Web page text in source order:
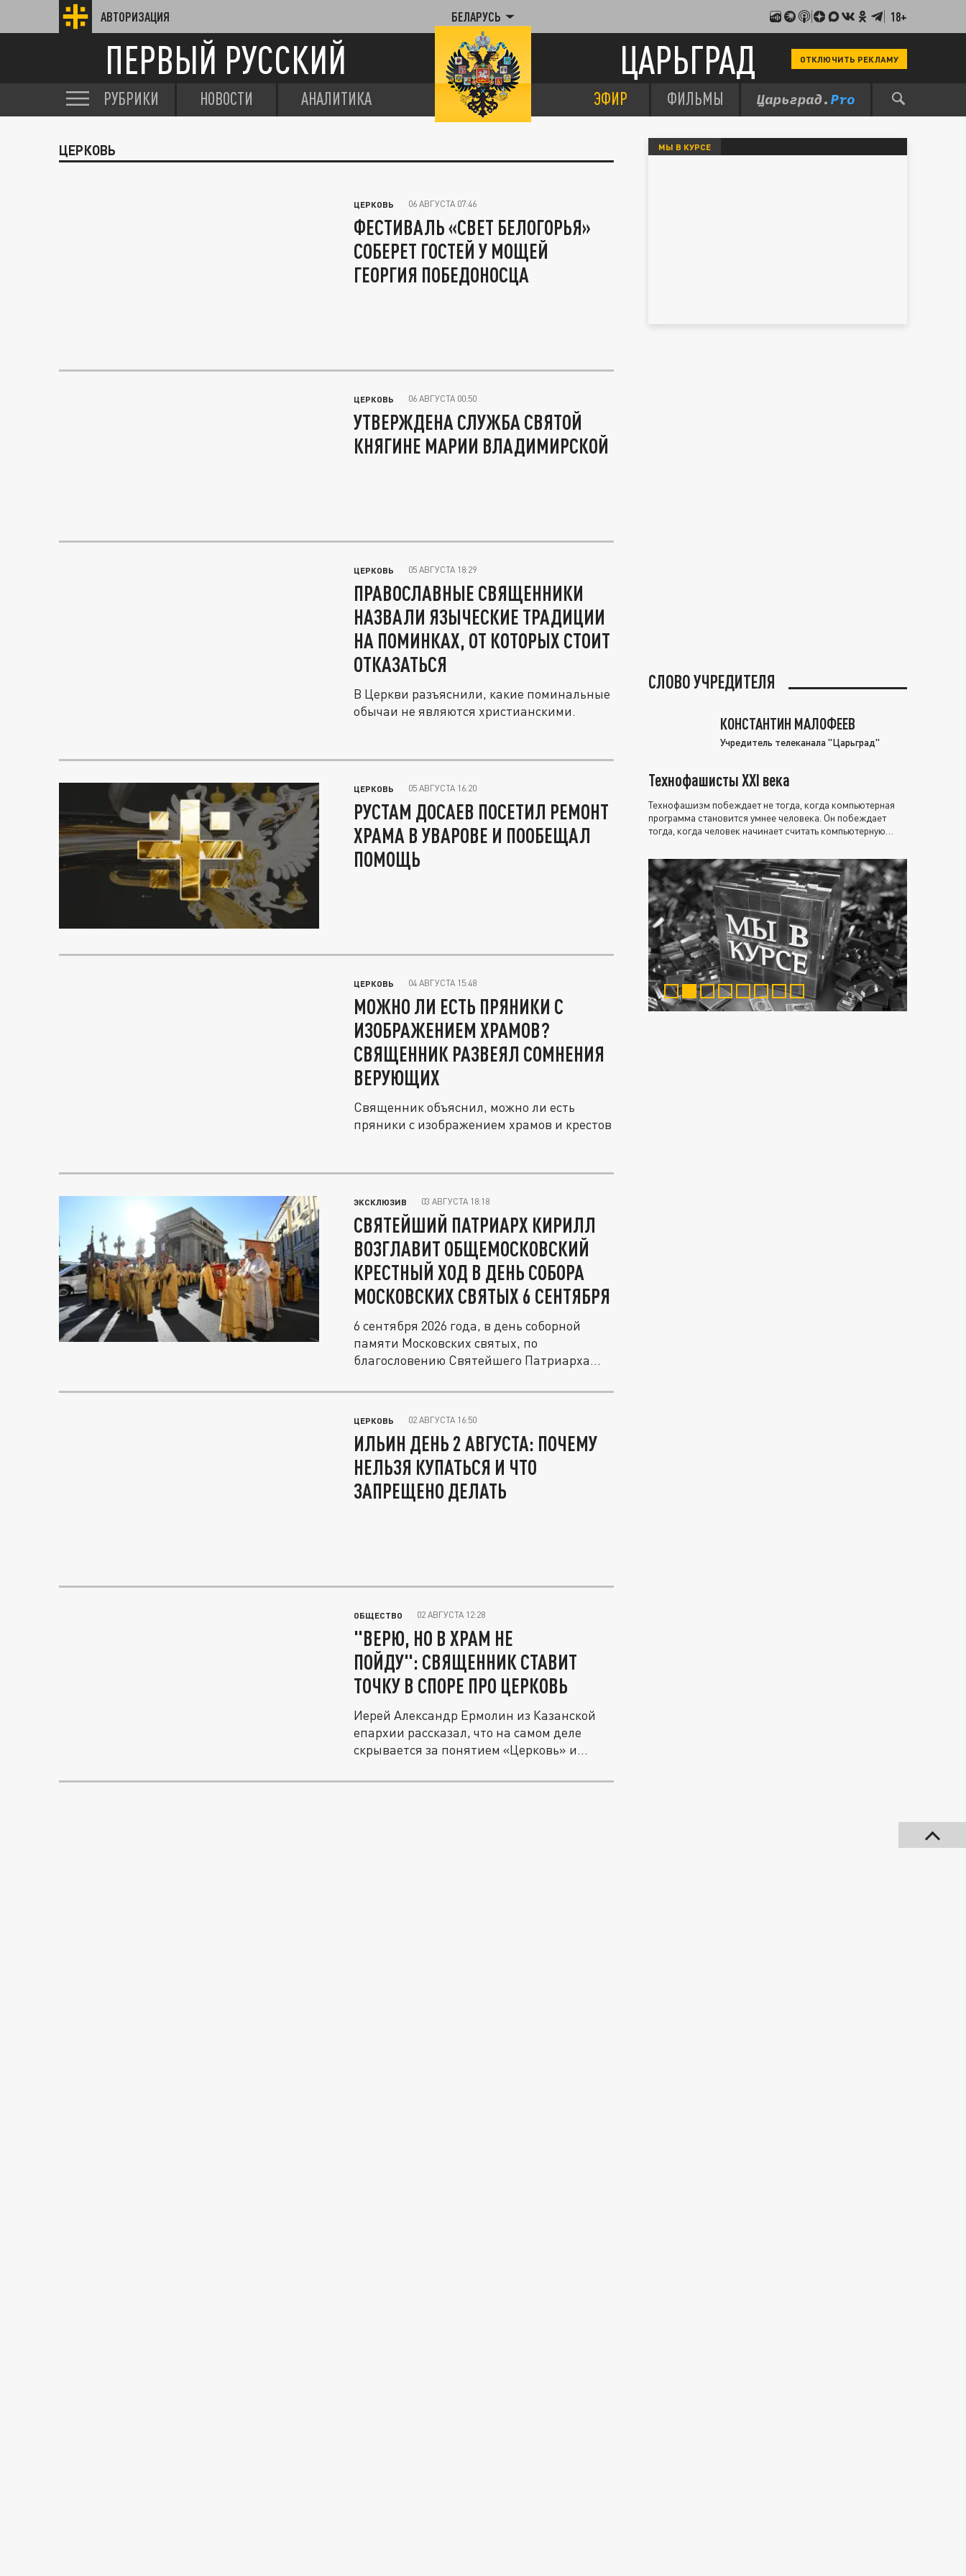
АВТОРИЗАЦИЯ БЕЛАРУСЬ 18+
ПЕРВЫЙ РУССКИЙ ЦАРЬГРАД ОТКЛЮЧИТЬ РЕКЛАМУ
РУБРИКИ НОВОСТИ АНАЛИТИКА ЭФИР ФИЛЬМЫ
ЦЕРКОВЬ
ЦЕРКОВЬ 06 АВГУСТА 07:46
ФЕСТИВАЛЬ «СВЕТ БЕЛОГОРЬЯ»
СОБЕРЕТ ГОСТЕЙ У МОЩЕЙ
ГЕОРГИЯ ПОБЕДОНОСЦА
ЦЕРКОВЬ 06 АВГУСТА 00:50
УТВЕРЖДЕНА СЛУЖБА СВЯТОЙ
КНЯГИНЕ МАРИИ ВЛАДИМИРСКОЙ
ЦЕРКОВЬ 05 АВГУСТА 18:29
ПРАВОСЛАВНЫЕ СВЯЩЕННИКИ
НАЗВАЛИ ЯЗЫЧЕСКИЕ ТРАДИЦИИ
НА ПОМИНКАХ, ОТ КОТОРЫХ СТОИТ
ОТКАЗАТЬСЯ
В Церкви разъяснили, какие поминальные
обычаи не являются христианскими.
ЦЕРКОВЬ 05 АВГУСТА 16:20
РУСТАМ ДОСАЕВ ПОСЕТИЛ РЕМОНТ
ХРАМА В УВАРОВЕ И ПООБЕЩАЛ
ПОМОЩЬ
ЦЕРКОВЬ 04 АВГУСТА 15:48
МОЖНО ЛИ ЕСТЬ ПРЯНИКИ С
ИЗОБРАЖЕНИЕМ ХРАМОВ?
СВЯЩЕННИК РАЗВЕЯЛ СОМНЕНИЯ
ВЕРУЮЩИХ
Священник объяснил, можно ли есть
пряники с изображением храмов и крестов
ЭКСКЛЮЗИВ 03 АВГУСТА 18:18
СВЯТЕЙШИЙ ПАТРИАРХ КИРИЛЛ
ВОЗГЛАВИТ ОБЩЕМОСКОВСКИЙ
КРЕСТНЫЙ ХОД В ДЕНЬ СОБОРА
МОСКОВСКИХ СВЯТЫХ 6 СЕНТЯБРЯ
6 сентября 2026 года, в день соборной
памяти Московских святых, по
благословению Святейшего Патриарха...
ЦЕРКОВЬ 02 АВГУСТА 16:50
ИЛЬИН ДЕНЬ 2 АВГУСТА: ПОЧЕМУ
НЕЛЬЗЯ КУПАТЬСЯ И ЧТО
ЗАПРЕЩЕНО ДЕЛАТЬ
ОБЩЕСТВО 02 АВГУСТА 12:28
"ВЕРЮ, НО В ХРАМ НЕ
ПОЙДУ": СВЯЩЕННИК СТАВИТ
ТОЧКУ В СПОРЕ ПРО ЦЕРКОВЬ
Иерей Александр Ермолин из Казанской
епархии рассказал, что на самом деле
скрывается за понятием «Церковь» и...
МЫ В КУРСЕ
СЛОВО УЧРЕДИТЕЛЯ
КОНСТАНТИН МАЛОФЕЕВ
Учредитель телеканала "Царьград"
Технофашисты XXI века
Технофашизм побеждает не тогда, когда компьютерная
программа становится умнее человека. Он побеждает
тогда, когда человек начинает считать компьютерную